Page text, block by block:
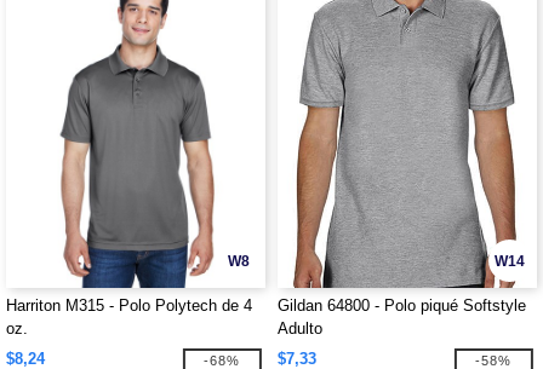
W8
Harriton M315 - Polo Polytech de 4
oz.
$8,24
-68%
W14
Gildan 64800 - Polo piqué Softstyle
Adulto
$7,33
-58%